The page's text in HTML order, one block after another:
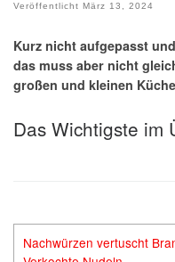
Veröffentlicht März 13, 2024
Kurz nicht aufgepasst
das muss aber nicht
großen und kleinen
Das Wichtigste im
Nachwürzen vertuscht